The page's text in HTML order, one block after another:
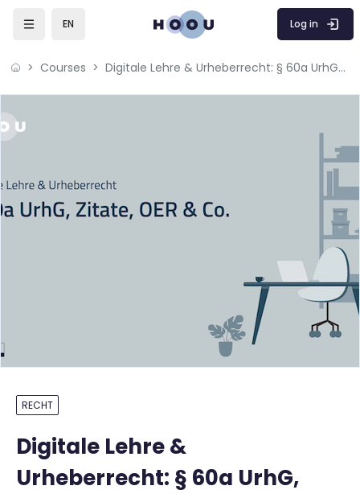
EN Log in
Courses Digitale Lehre & Urheberrecht: § 60a UrhG, Zitate, OER & Co.
RECHT
Digitale Lehre &
Urheberrecht: § 60a UrhG,